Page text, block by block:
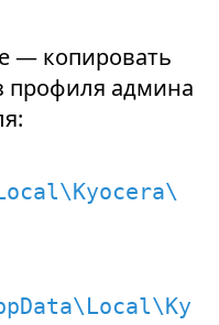
— копировать
профиля админа